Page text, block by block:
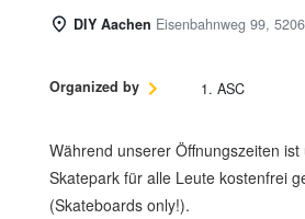
DIY Aachen Eisenbahnweg 99,
Organized by 1. ASC
Während unserer Öffnungszeiten ist
Skatepark für alle Leute kostenfrei
(Skateboards only!).